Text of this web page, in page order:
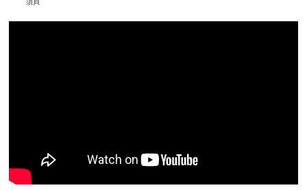
須貝